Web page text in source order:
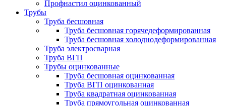
Профнастил оцинкованный
Трубы
Труба бесшовная
Труба бесшовная горячедеформированная
Труба бесшовная холоднодеформированная
Труба электросварная
Труба ВГП
Трубы оцинкованные
Труба бесшовная оцинкованная
Труба ВГП оцинкованная
Труба квадратная оцинкованная
Труба прямоугольная оцинкованная